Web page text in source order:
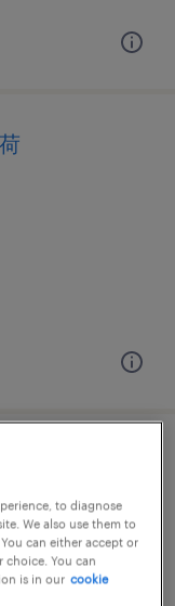
ーター
to diagnose
We also use them to
can either accept or
choice. You can
is in our cookie